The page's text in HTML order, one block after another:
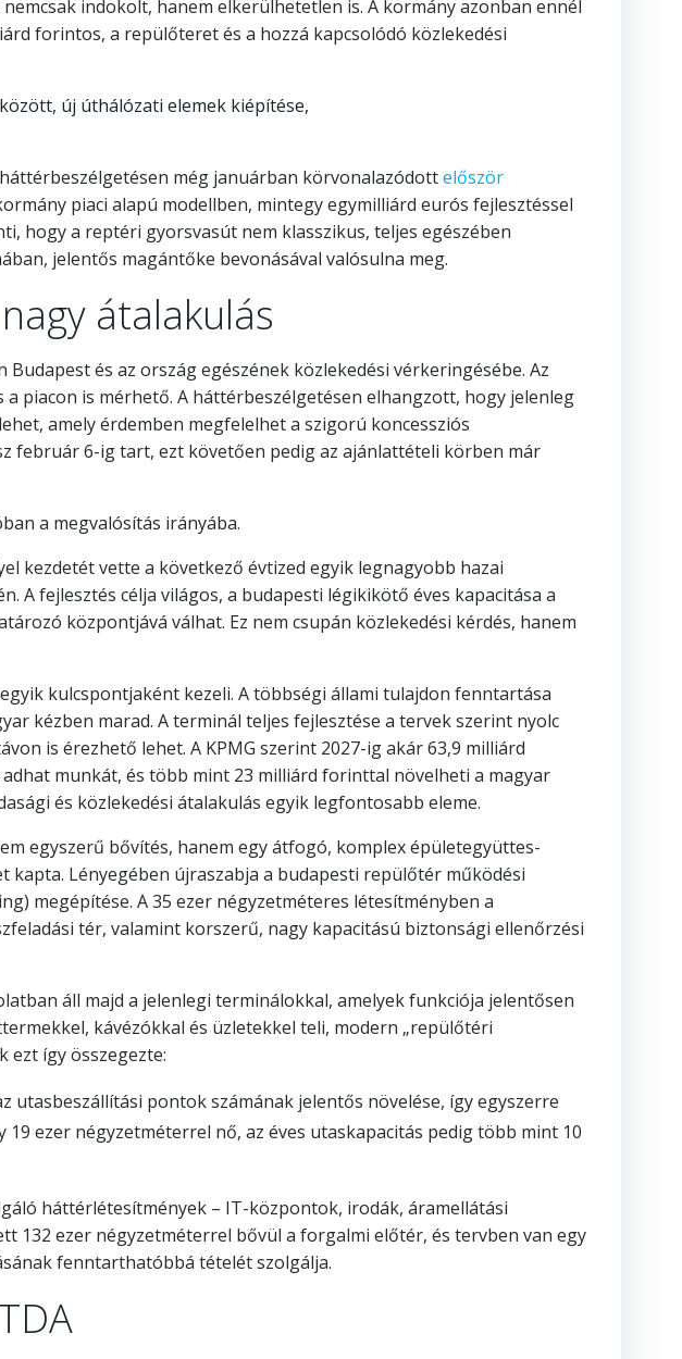
indokolt, hanem elkerülhetetlen is. A kormány azonban ennél
forintos, a repülőteret és a hozzá kapcsolódó közlekedési
új úthálózati elemek kiépítése,
még januárban körvonalazódottelőször
piaci alapú modellben, mintegy egymilliárd eurós fejlesztéssel
hogy a reptéri gyorsvasút nem klasszikus, teljes egészében
jelentős magántőke bevonásával valósulna meg.
átalakulás
és az ország egészének közlekedési vérkeringésébe. Az
piacon is mérhető. A háttérbeszélgetésen elhangzott, hogy jelenleg
amely érdemben megfelelhet a szigorú koncessziós
február 6-ig tart, ezt követően pedig az ajánlattételi körben már
a megvalósítás irányába.
kezdetét vette a következő évtized egyik legnagyobb hazai
fejlesztés célja világos, a budapesti légikikötő éves kapacitása a
központjává válhat. Ez nem csupán közlekedési kérdés, hanem
kulcspontjaként kezeli. A többségi állami tulajdon fenntartása
kézben marad. A terminál teljes fejlesztése a tervek szerint nyolc
is érezhető lehet. A KPMG szerint 2027-ig akár 63,9 milliárd
munkát, és több mint 23 milliárd forinttal növelheti a magyar
és közlekedési átalakulás egyik legfontosabb eleme.
egyszerű bővítés, hanem egy átfogó, komplex épületegyüttes-
Lényegében újraszabja a budapesti repülőtér működési
megépítése. A 35 ezer négyzetméteres létesítményben a
tér, valamint korszerű, nagy kapacitású biztonsági ellenőrzési
áll majd a jelenlegi terminálokkal, amelyek funkciója jelentősen
kávézókkal és üzletekkel teli, modern „repülőtéri
ezt így összegezte:
utasbeszállítási pontok számának jelentős növelése, így egyszerre
ezer négyzetméterrel nő, az éves utaskapacitás pedig több mint 10
háttérlétesítmények – IT-központok, irodák, áramellátási
132 ezer négyzetméterrel bővül a forgalmi előtér, és tervben van egy
fenntarthatóbbá tételét szolgálja.